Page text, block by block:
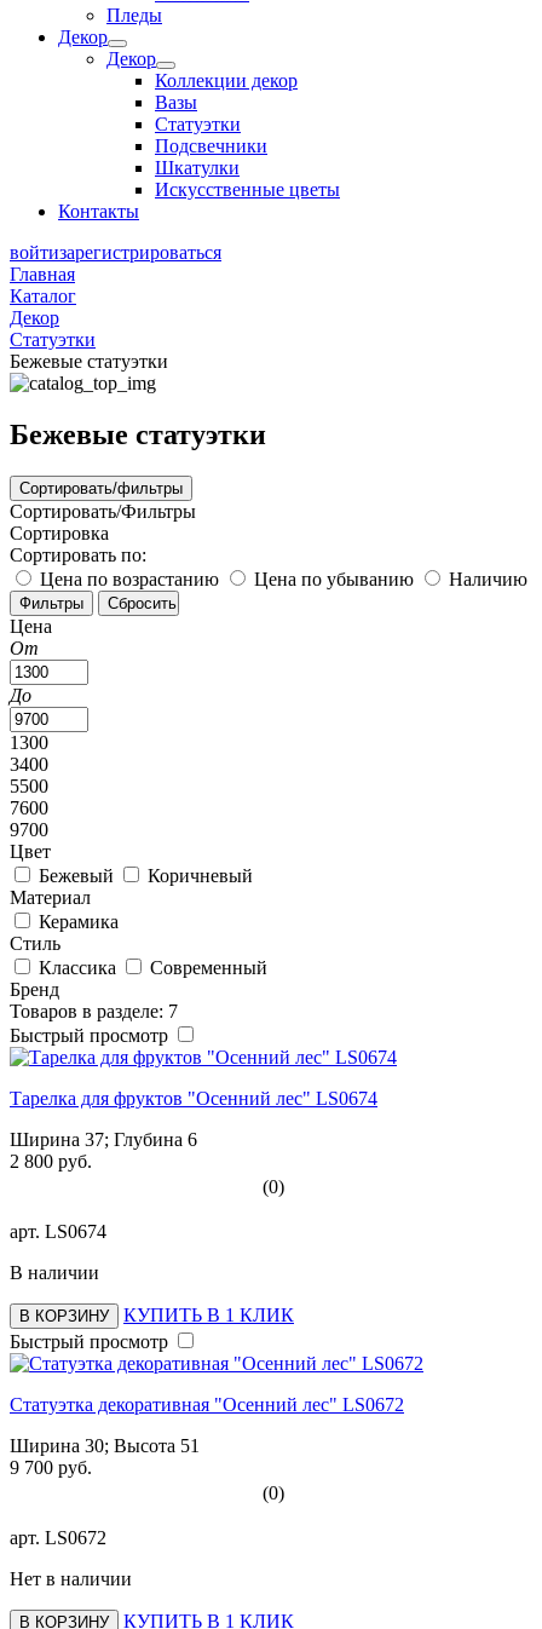
Пледы
Декор
Декор
Коллекции декор
Вазы
Статуэтки
Подсвечники
Шкатулки
Искусственные цветы
Контакты
войтизарегистрироваться
Главная
Каталог
Декор
Статуэтки
Бежевые статуэтки
Бежевые статуэтки
Сортировать/фильтры
Сортировать/Фильтры
Сортировка
Сортировать по:
Цена по возрастанию
Цена по убыванию Наличию
Цена
От
До
1300
3400
5500
7600
9700
Цвет
Бежевый
Коричневый
Материал
Керамика
Стиль
Классика
Современный
Бренд
Товаров в разделе: 7
Быстрый просмотр
Тарелка для фруктов "Осенний лес" LS0674
Ширина 37; Глубина 6
2 800 руб.
(0)
арт. LS0674
В наличии
В КОРЗИНУ
КУПИТЬ В 1 КЛИК
Быстрый просмотр
Статуэтка декоративная "Осенний лес" LS0672
Ширина 30; Высота 51
9 700 руб.
(0)
арт. LS0672
Нет в наличии
В КОРЗИНУ КУПИТЬ В 1 КЛИК